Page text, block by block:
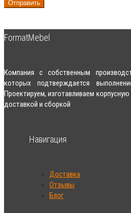
FormatMebel
Компания с собственным
которых подтверждается
Проектируем, изготавливаем
доставкой и сборкой
Навигация
Доставка
Отзывы
Блог